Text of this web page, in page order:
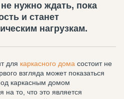
нужно ждать, пока
и станет
нагрузкам.
для каркасного дома состоит не
взгляда может показаться
каркасным домом
на то, что это является